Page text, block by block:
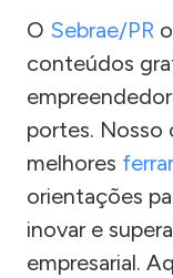
O Sebrae/PR
conteúdos
portes. Nosso
melhores
orientações
inovar e
empresarial.